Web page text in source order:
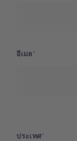
อีเมล
ประเทศ